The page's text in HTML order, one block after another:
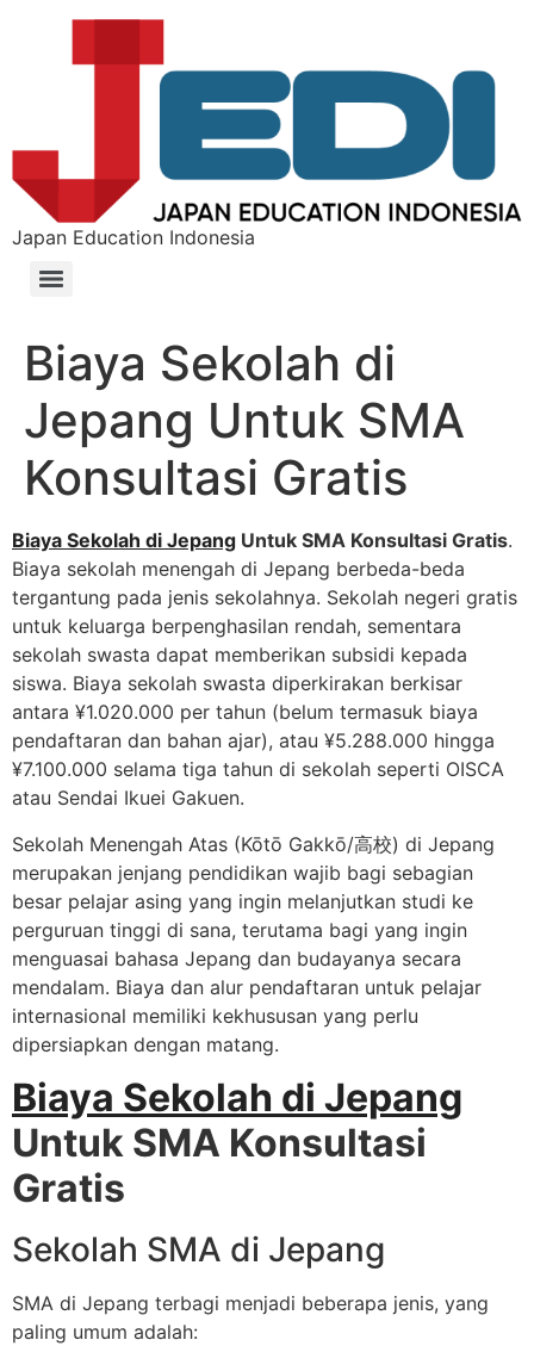
Japan Education Indonesia
Biaya Sekolah di
Jepang Untuk SMA
Konsultasi Gratis
Biaya Sekolah di Jepang Untuk SMA Konsultasi Gratis.
Biaya sekolah menengah di Jepang berbeda-beda
tergantung pada jenis sekolahnya. Sekolah negeri gratis
untuk keluarga berpenghasilan rendah, sementara
sekolah swasta dapat memberikan subsidi kepada
siswa. Biaya sekolah swasta diperkirakan berkisar
antara ¥1.020.000 per tahun (belum termasuk biaya
pendaftaran dan bahan ajar), atau ¥5.288.000 hingga
¥7.100.000 selama tiga tahun di sekolah seperti OISCA
atau Sendai Ikuei Gakuen.
Sekolah Menengah Atas (Kōtō Gakkō/高校) di Jepang
merupakan jenjang pendidikan wajib bagi sebagian
besar pelajar asing yang ingin melanjutkan studi ke
perguruan tinggi di sana, terutama bagi yang ingin
menguasai bahasa Jepang dan budayanya secara
mendalam. Biaya dan alur pendaftaran untuk pelajar
internasional memiliki kekhususan yang perlu
dipersiapkan dengan matang.
Biaya Sekolah di Jepang
Untuk SMA Konsultasi
Gratis
Sekolah SMA di Jepang
SMA di Jepang terbagi menjadi beberapa jenis, yang
paling umum adalah: